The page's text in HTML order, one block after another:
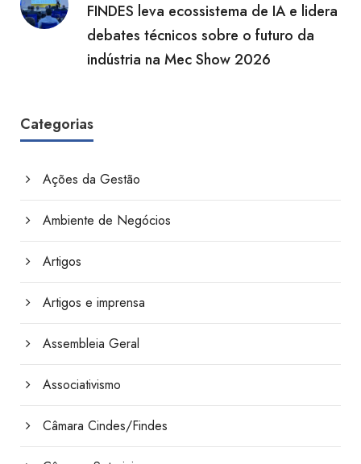
FINDES leva ecossistema de IA e lidera
debates técnicos sobre o futuro da
indústria na Mec Show 2026
Categorias
Ações da Gestão
Ambiente de Negócios
Artigos
Artigos e imprensa
Assembleia Geral
Associativismo
Câmara Cindes/Findes